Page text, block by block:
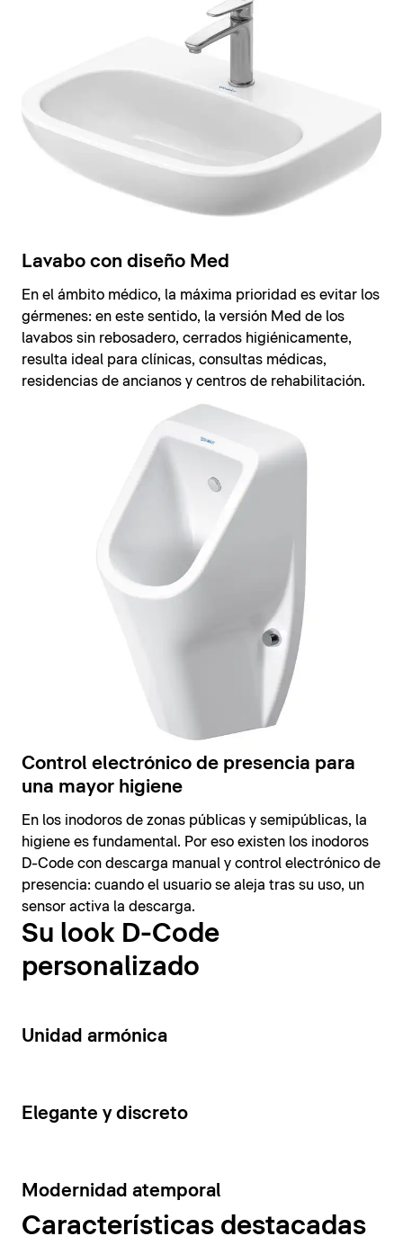
Lavabo con diseño Med
En el ámbito médico, la máxima prioridad es evitar los
gérmenes: en este sentido, la versión Med de los
lavabos sin rebosadero, cerrados higiénicamente,
resulta ideal para clínicas, consultas médicas,
residencias de ancianos y centros de rehabilitación.
Control electrónico de presencia para
una mayor higiene
En los inodoros de zonas públicas y semipúblicas, la
higiene es fundamental. Por eso existen los inodoros
D-Code con descarga manual y control electrónico de
presencia: cuando el usuario se aleja tras su uso, un
sensor activa la descarga.
Su look D-Code
personalizado
14
Unidad armónica
15
Elegante y discreto
10
Modernidad atemporal
Características destacadas